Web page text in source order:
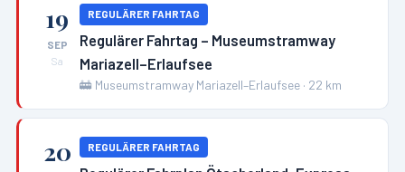
19
SEP
Sa
REGULÄRER FAHRTAG
Regulärer Fahrtag – Museumstramway
Mariazell–Erlaufsee
🚋 Museumstramway Mariazell–Erlaufsee · 22 km
20 REGULÄRER FAHRTAG